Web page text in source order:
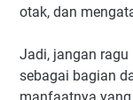
otak, dan
Jadi, jangan
sebagai bagian
manfaatnya